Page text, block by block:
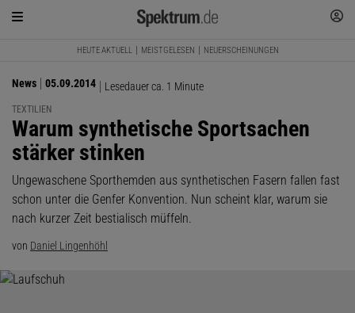
HEUTE AKTUELL MEISTGELESEN NEUERSCHEINUNGEN
News 05.09.2014 Lesedauer ca. 1 Minute
TEXTILIEN
:
Warum synthetische Sportsachen
stärker stinken
Ungewaschene Sporthemden aus synthetischen Fasern fallen fast
schon unter die Genfer Konvention. Nun scheint klar, warum sie
nach kurzer Zeit bestialisch müffeln.
von Daniel Lingenhöhl